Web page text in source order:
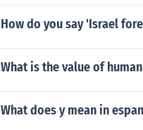
How do you say 'Israel
What is the value of
What does y mean in